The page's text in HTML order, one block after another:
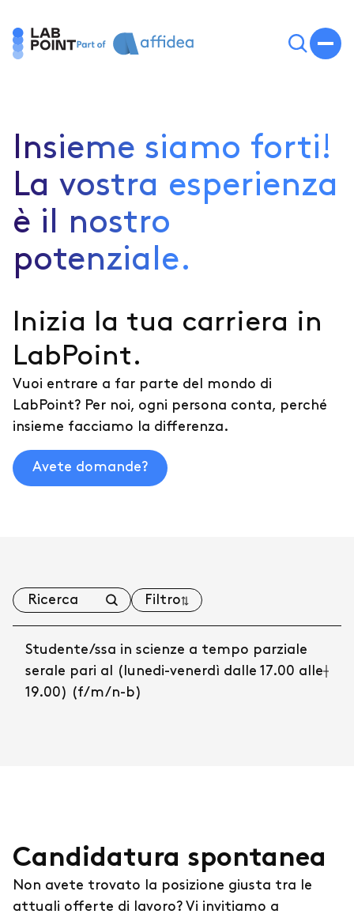
Insieme siamo forti!
La vostra esperienza
è il nostro
potenziale.
Inizia la tua carriera in
LabPoint.
Vuoi entrare a far parte del mondo di
LabPoint? Per noi, ogni persona conta, perché
insieme facciamo la differenza.
Avete domande?
Filtro
Studente/ssa in scienze a tempo parziale
serale pari al (lunedi-venerdì dalle 17.00 alle
19.00) (f/m/n-b)
Candidatura spontanea
Non avete trovato la posizione giusta tra le
attuali offerte di lavoro? Vi invitiamo a